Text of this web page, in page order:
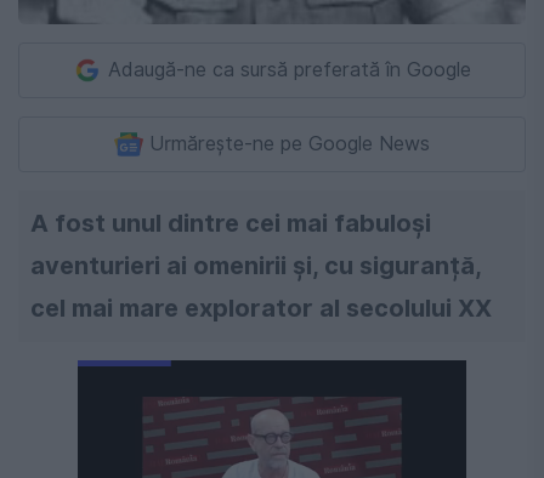
Adaugă-ne ca sursă preferată în Google
Urmărește-ne pe Google News
A fost unul dintre cei mai fabuloși
aventurieri ai omenirii și, cu siguranță,
cel mai mare explorator al secolului XX